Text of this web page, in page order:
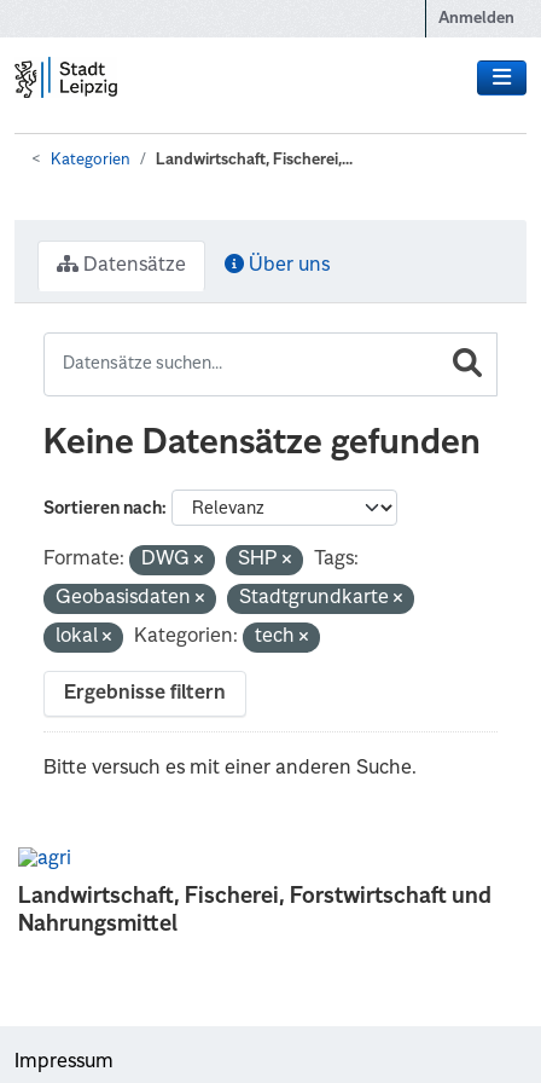
Anmelden
Kategorien Landwirtschaft, Fischerei,...
Landwirtschaft, Fischerei, Forstwirtschaft und
Nahrungsmittel
Datensätze Über uns
Keine Datensätze gefunden
Sortieren nach
Formate: DWG SHP
Tags:
Geobasisdaten
Stadtgrundkarte
lokal
Kategorien: tech
Ergebnisse filtern
Bitte versuch es mit einer anderen Suche.
Impressum